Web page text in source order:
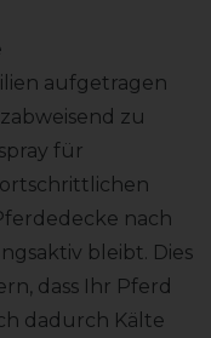
aufgetragen
zu
für
nach
bleibt. Dies
dass Ihr Pferd
dadurch Kälte